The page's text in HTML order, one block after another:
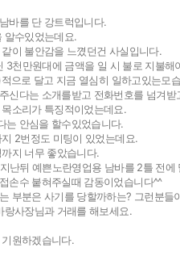
바를 단 강트럭입니다.
알수있었는데요.
이 불안감을 느꼈던건 사실입니다.
3천만원대에 금액을 일 시 불로 지불해
으로 달고 지금 열심히 일하고있는모
신다는 소개를받고 전화번호를 넘겨
소리가 특징적이었는데요.
는 안심을 할수있었습니다.
2번정도 미팅이 있었는데요.
지 너무 좋았습니다.
난뒤 예쁜노란영업용 남바를 2틀 전에
손수 붙혀주실때 감동이었습니다^^
부분은 사기를 당할까하는? 그런분
랑사장님과 거래를 해보세요.
원하겠습니다.